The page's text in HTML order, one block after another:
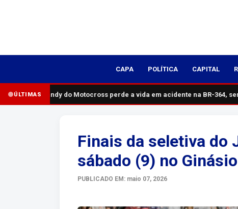
CAPA POLÍTICA CAPITAL
ÚLTIMAS
Pai de Xandy do Motocross perde a vida em acidente na BR-364,
Finais da seletiva do
sábado (9) no
PUBLICADO EM: maio 07, 2026